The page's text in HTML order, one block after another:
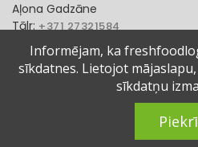
Aļona Gadzāne
Tālr:+371 27321584
e-pasts:
© 2024 Fresh Food Logistics
Informējam, ka
sīkdatnes. Lietojot
sīkdatņu